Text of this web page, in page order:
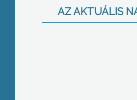
AZ AKTUÁLIS
jegesedési hullám, ami
fennakadást okozott a